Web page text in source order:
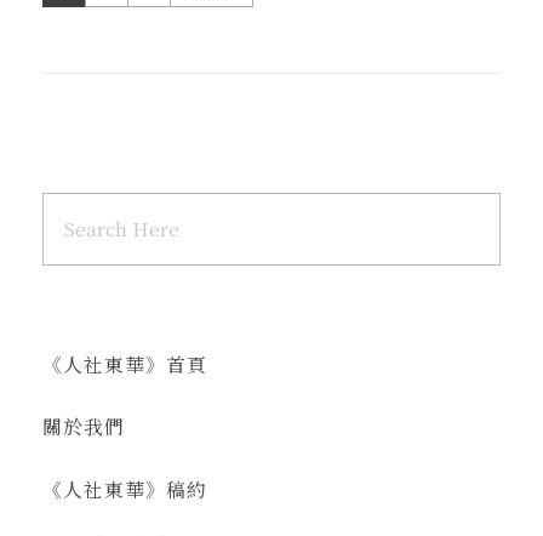
《人社東華》首頁
關於我們
《人社東華》稿約